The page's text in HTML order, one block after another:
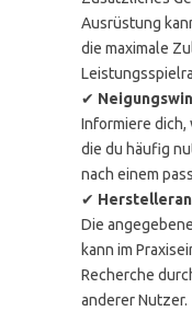
Ausrüstung
die maximale
✔
Informiere dich,
die du häufig
nach einem
✔
Die
kann im
Recherche
anderer Nutzer.